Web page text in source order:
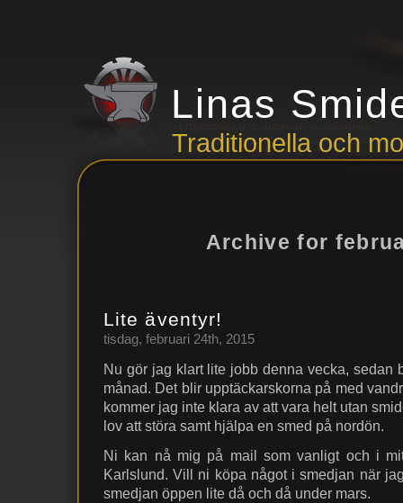
Linas
Traditionella och
Archive for
Lite äventyr!
tisdag, februari 24th, 2015
Nu gör jag klart lite jobb denna vecka, sedan
månad. Det blir upptäckarskorna på med
kommer jag inte klara av att vara helt utan
lov att störa samt hjälpa en smed på nordön.
Ni kan nå mig på mail som vanligt och i
Karlslund. Vill ni köpa något i smedjan när
smedjan öppen lite då och då under mars.